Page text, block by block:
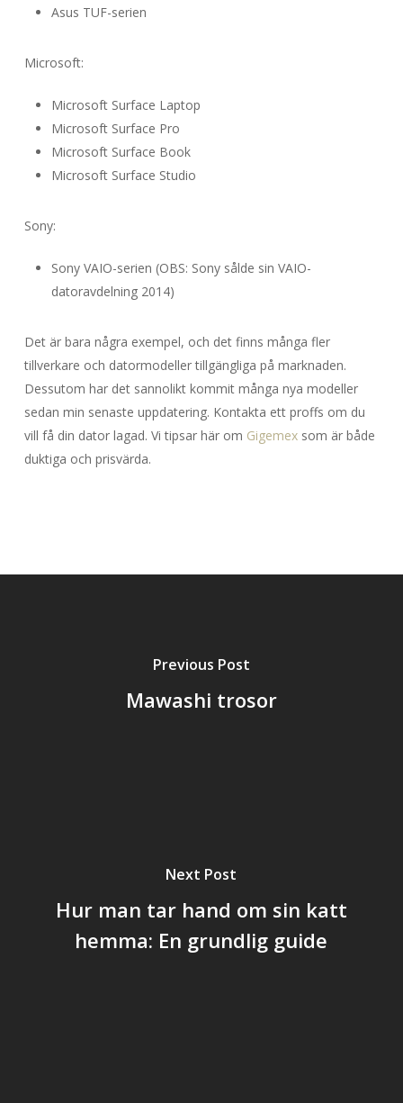
Asus TUF-serien
Microsoft:
Microsoft Surface Laptop
Microsoft Surface Pro
Microsoft Surface Book
Microsoft Surface Studio
Sony:
Sony VAIO-serien (OBS: Sony sålde sin VAIO-
datoravdelning 2014)
Det är bara några exempel, och det finns många fler
tillverkare och datormodeller tillgängliga på marknaden.
Dessutom har det sannolikt kommit många nya modeller
sedan min senaste uppdatering. Kontakta ett proffs om du
vill få din dator lagad. Vi tipsar här om Gigemexsom är både
duktiga och prisvärda.
Previous Post
Mawashi trosor
Next Post
Hur man tar hand om sin katt
hemma: En grundlig guide